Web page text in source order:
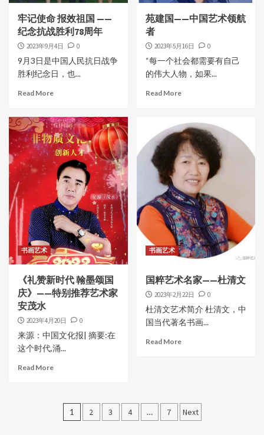
牢记使命 报效祖国 ——
纪念抗战胜利78周年
2023年9月4日 0
9月3日是中国人民抗日战争
胜利纪念日，也...
Read More
苑建国——中国艺术领航
者
2023年5月16日 0
“每一个社会都需要有自己
的伟大人物，如果...
Read More
书画艺术
《礼赞新时代 翰墨颂国
庆》——特别推荐艺术家
安茂水
2023年4月20日 0
来源：中国文化报| 摘要:在
这个时代,涌...
Read More
书画艺术
国粹艺术名家——杜清文
2023年2月22日 0
杜清文艺术简介 杜清文，中
国当代著名书画...
Read More
文
1 2 3 4 … 7 Next